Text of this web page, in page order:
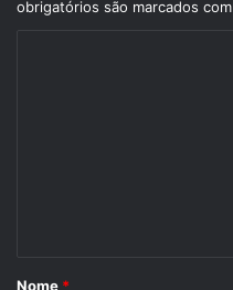
obrigatórios são marcados com
rNome *